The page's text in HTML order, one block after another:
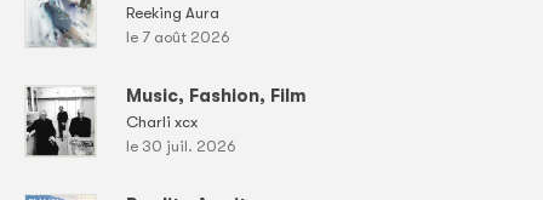
Reeking Aura
le 7 août 2026
Music, Fashion, Film
Charli xcx
le 30 juil. 2026